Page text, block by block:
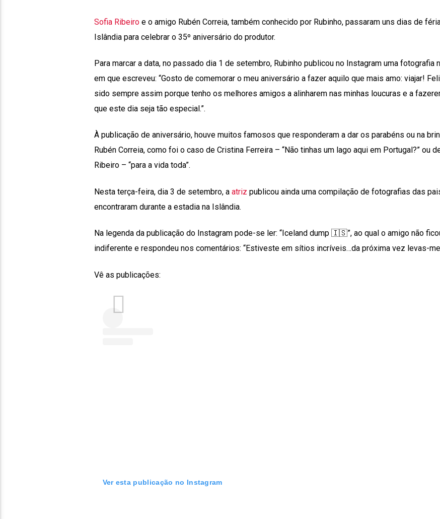
Sofia Ribeiroe o amigo Rubén Correia, também conhecido por Rubinho, passaram uns dias de
Islândia para celebrar o 35º aniversário do produtor.
Para marcar a data, no passado dia 1 de setembro, Rubinho publicou no Instagram uma fotografia
em que escreveu: “Gosto de comemorar o meu aniversário a fazer aquilo que mais amo: viajar!
sido sempre assim porque tenho os melhores amigos a alinharem nas minhas loucuras e a
que este dia seja tão especial.”.
À publicação de aniversário, houve muitos famosos que responderam a dar os parabéns ou na
Rubén Correia, como foi o caso de Cristina Ferreira – “Não tinhas um lago aqui em Portugal?” ou
Ribeiro – “para a vida toda”.
Nesta terça-feira, dia 3 de setembro, a atriz publicou ainda uma compilação de fotografias das
encontraram durante a estadia na Islândia.
Na legenda da publicação do Instagram pode-se ler: “Iceland dump 🇮🇸”, ao qual o amigo não
indiferente e respondeu nos comentários: “Estiveste em sítios incríveis…da próxima vez levas-
Vê as publicações:
Ver esta publicação no Instagram